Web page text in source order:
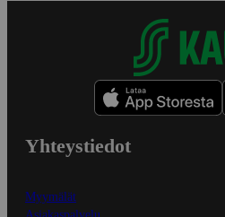
Yhteystiedot
Myymälät
Asiakaspalvelu